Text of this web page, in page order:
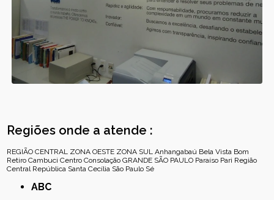
Regiões onde a atende :
REGIÃO CENTRAL ZONA OESTE ZONA SUL Anhangabaú Bela Vista Bom
Retiro Cambuci Centro Consolação GRANDE SÃO PAULO Paraíso Pari Região
Central República Santa Cecília São Paulo Sé
ABC